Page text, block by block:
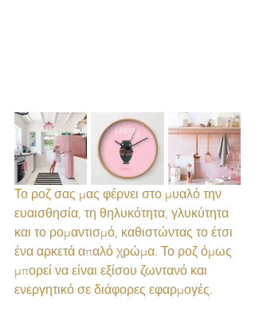
Το ροζ σας μας φέρνει στο μυαλό την
ευαισθησία, τη θηλυκότητα, γλυκύτητα
και το ρομαντισμό, καθιστώντας το έτσι
ένα αρκετά απαλό χρώμα. Το ροζ όμως
μπορεί να είναι εξίσου ζωντανό και
ενεργητικό σε διάφορες εφαρμογές.